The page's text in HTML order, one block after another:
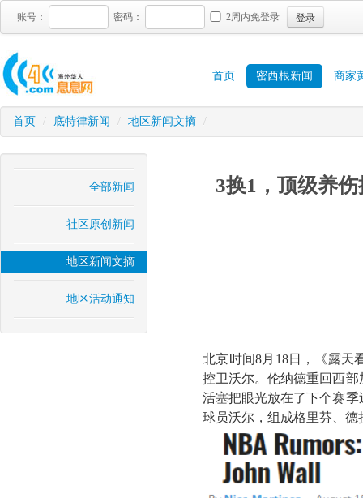
账号： 密码： 2周内免登录 登录
首页 密西根新闻 商家
首页 / 底特律新闻 / 地区新闻文摘 /
全部新闻
社区原创新闻
地区新闻文摘
地区活动通知
3换1，顶级养
北京时间8月18日，《露天
控卫沃尔。伦纳德重回西
活塞把眼光放在了下个赛
球员沃尔，组成格里芬、